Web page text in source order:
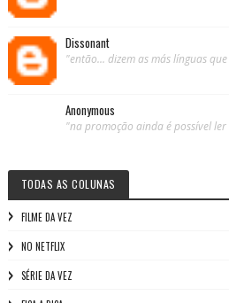
Dissonant
"então... dizem as más línguas
Anonymous
"na promoção ainda é possível ler
TODAS AS COLUNAS
FILME DA VEZ
NO NETFLIX
SÉRIE DA VEZ